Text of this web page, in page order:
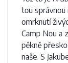
tou správnou
omrknutí
Camp Nou a
pěkně
naše. S